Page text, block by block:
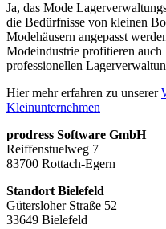
Ja, das Mode
die Bedürfnisse von kleinen
Modehäusern angepasst
Modeindustrie profitieren
professionellen
Hier mehr erfahren zu unserer
Kleinunternehmen
prodress Software GmbH
Reiffenstuelweg 7
83700 Rottach-Egern
Standort Bielefeld
Gütersloher Straße 52
33649 Bielefeld